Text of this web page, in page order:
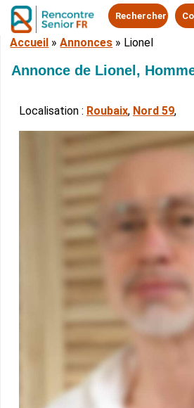
Rechercher
Accueil »Annonces » Lionel
Annonce de Lionel,
Localisation : Roubaix, Nord 59,